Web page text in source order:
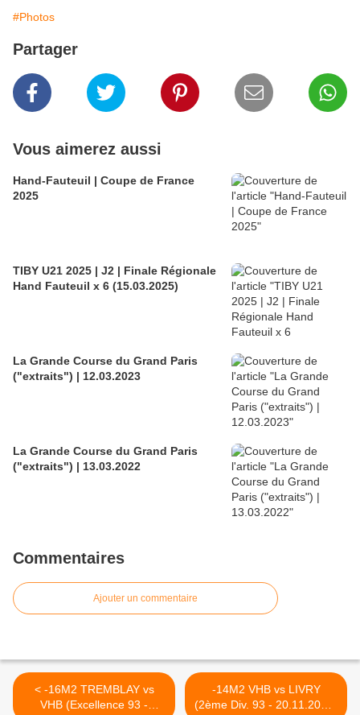
#Photos
Partager
Vous aimerez aussi
Hand-Fauteuil | Coupe de France
2025
TIBY U21 2025 | J2 | Finale Régionale
Hand Fauteuil x 6 (15.03.2025)
La Grande Course du Grand Paris
("extraits") | 12.03.2023
La Grande Course du Grand Paris
("extraits") | 13.03.2022
Commentaires
Ajouter un commentaire
< -16M2 TREMBLAY vs
VHB (Excellence 93 -
-14M2 VHB vs LIVRY
(2ème Div. 93 - 20.11.2011)